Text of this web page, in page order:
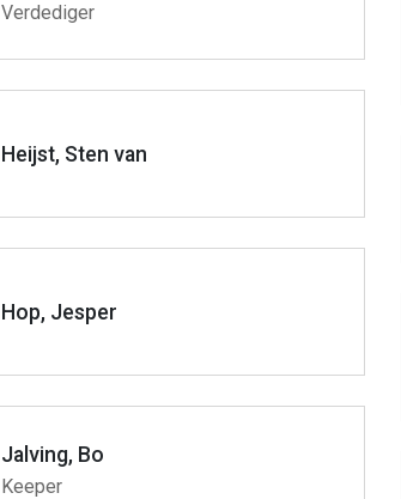
Verdediger
Heijst, Sten van
Hop, Jesper
Jalving, Bo
Keeper